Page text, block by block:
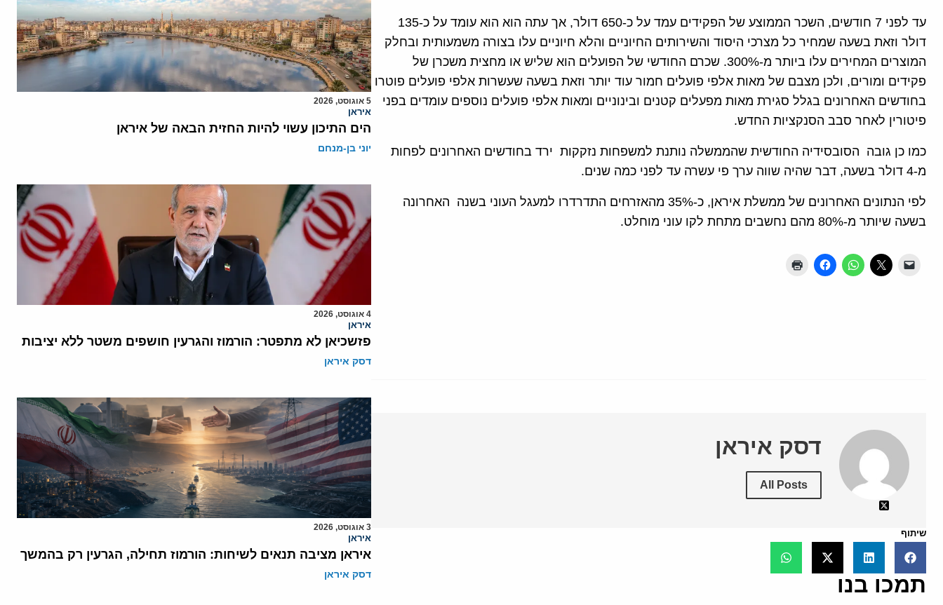
עד לפני 7 חודשים, השכר הממוצע של הפקידים עמד על כ-650 דולר, אך עתה הוא הוא עומד על כ-135
דולר וזאת בשעה שמחיר כל מצרכי היסוד והשירותים החיוניים והלא חיוניים עלו בצורה משמעותית ובחלק
המוצרים המחירים עלו ביותר מ-300%. שכרם החודשי של הפועלים הוא שליש או מחצית משכרן של
פקידים ומורים, ולכן מצבם של מאות אלפי פועלים חמור עוד יותר וזאת בשעה שעשרות אלפי פועלים פוטרו
בחודשים האחרונים בגלל סגירת מאות מפעלים קטנים ובינוניים ומאות אלפי פועלים נוספים עומדים בפני
פיטורין לאחר סבב הסנקציות החדש.
כמו כן גובה הסובסידיה החודשית שהממשלה נותנת למשפחות נזקקות ירד בחודשים האחרונים לפחות
מ-4 דולר בשעה, דבר שהיה שווה ערך פי עשרה עד לפני כמה שנים.
לפי הנתונים האחרונים של ממשלת איראן, כ-35% מהאזרחים התדרדרו למעגל העוני בשנה האחרונה
בשעה שיותר מ-80% מהם נחשבים מתחת לקו עוני מוחלט.
דסק איראן
All Posts
שיתוף
תמכו בנו
5 אוגוסט, 2026
איראן
הים התיכון עשוי להיות החזית הבאה של איראן
יוני בן-מנחם
4 אוגוסט, 2026
איראן
פזשכיאן לא מתפטר: הורמוז והגרעין חושפים משטר ללא יציבות
דסק איראן
3 אוגוסט, 2026
איראן
איראן מציבה תנאים לשיחות: הורמוז תחילה, הגרעין רק בהמשך
דסק איראן